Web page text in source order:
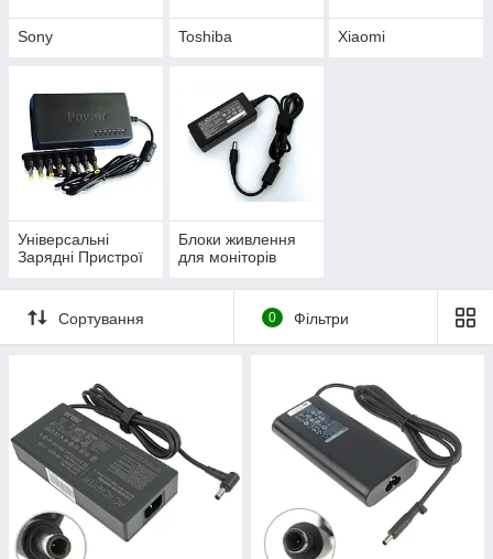
Sony Toshiba Xiaomi
Універсальні
Зарядні Пристрої
Блоки живлення
для моніторів
Сортування 0 Фільтри